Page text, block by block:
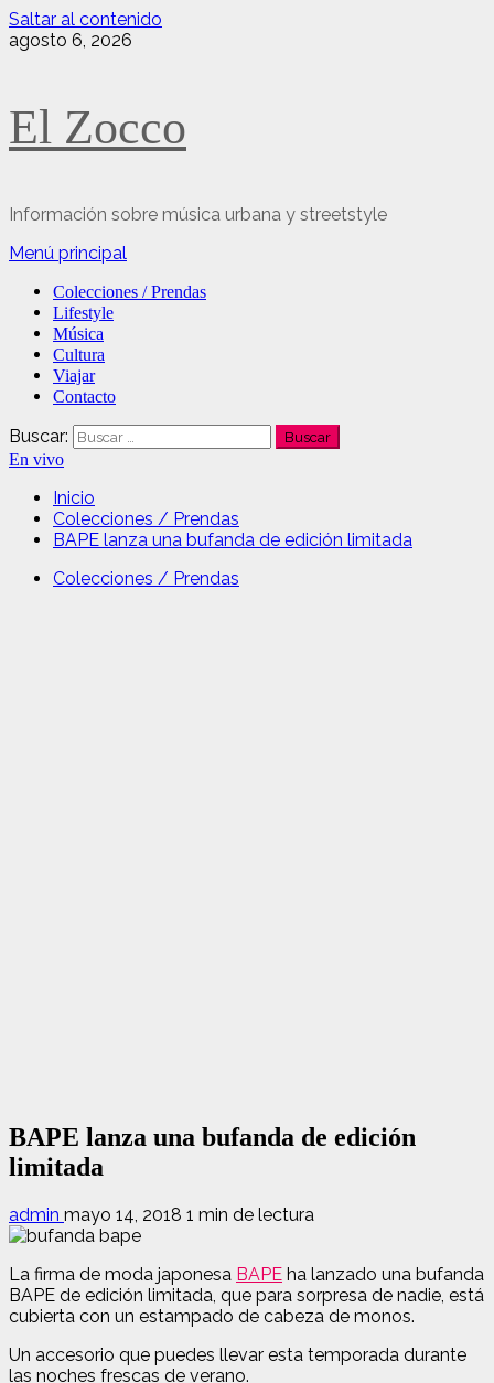
Saltar al contenido
agosto 6, 2026
El Zocco
Información sobre música urbana y streetstyle
Menú principal
Colecciones / Prendas
Lifestyle
Música
Cultura
Viajar
Contacto
Buscar:
En vivo
Inicio
Colecciones / Prendas
BAPE lanza una bufanda de edición limitada
Colecciones / Prendas
BAPE lanza una bufanda de edición
limitada
admin mayo 14, 2018 1 min de lectura
La firma de moda japonesa BAPE ha lanzado una bufanda
BAPE de edición limitada, que para sorpresa de nadie, está
cubierta con un estampado de cabeza de monos.
Un accesorio que puedes llevar esta temporada durante
las noches frescas de verano.